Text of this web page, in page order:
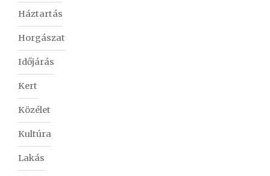
Háztartás
Horgászat
Időjárás
Kert
Közélet
Kultúra
Lakás